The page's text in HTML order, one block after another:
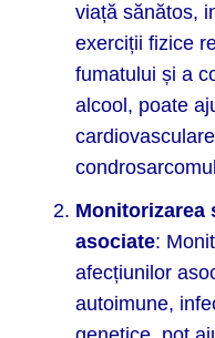
viață sănătos,
exerciții fizice
fumatului și a
alcool, poate
Monitorizarea
asociate:
afecțiunilor
autoimune,